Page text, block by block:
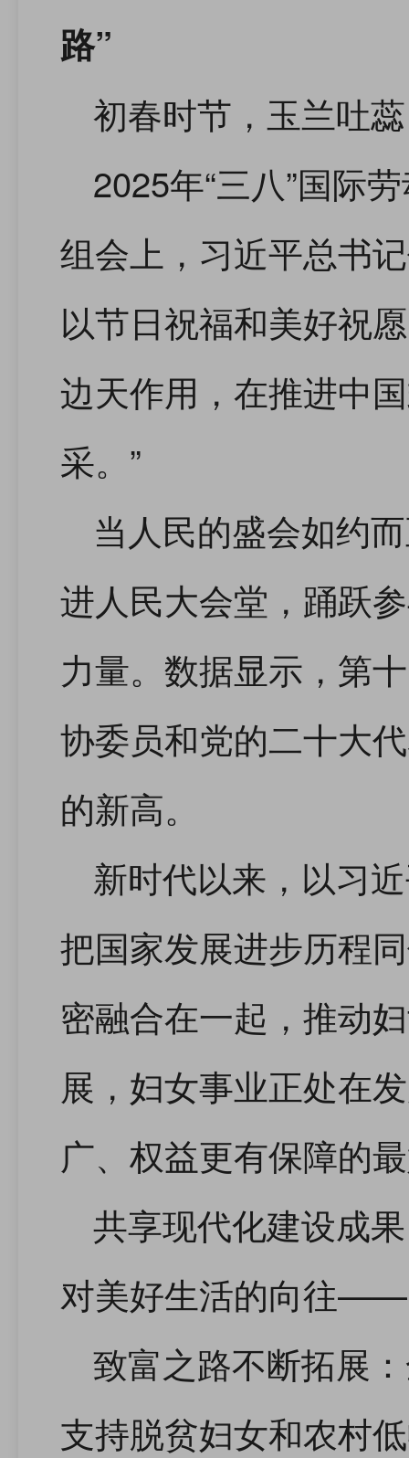
路”
初春时节，玉兰吐
2025年“三八”国际
组会上，习近平总书
以节日祝福和美好祝
边天作用，在推进中
采。”
当人民的盛会如约
进人民大会堂，踊跃
力量。数据显示，第
协委员和党的二十大
的新高。
新时代以来，以习
把国家发展进步历程
密融合在一起，推动
展，妇女事业正处在
广、权益更有保障的
共享现代化建设成
对美好生活的向往——
致富之路不断拓展
支持脱贫妇女和农村